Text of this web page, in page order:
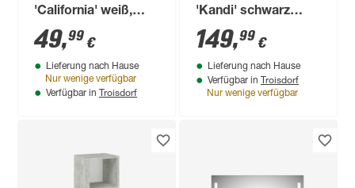
'California' weiß,
silbern 32 x 60 x 21
cm
49,99 €
Lieferung nach Hause
Nur wenige verfügbar
Verfügbar in Troisdorf
'Kandi' schwarz
Hochglanz 60 x 70,2
x 19,4 cm
149,99 €
Lieferung nach Hause
Verfügbar in Troisdorf
Nur wenige verfügbar